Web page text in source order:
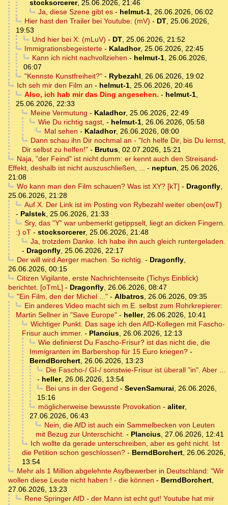
stocksorcerer, 25.06.2026, 21:46
Ja, diese Szene gibt es- helmut-1, 26.06.2026, 06:02
Hier hast den Trailer bei Youtube: (mV) - DT, 25.06.2026,
19:53
Und hier bei X: (mLuV) - DT, 25.06.2026, 21:52
Immigrationsbegeisterte- Kaladhor, 25.06.2026, 22:45
Kann ich nicht nachvollziehen - helmut-1, 26.06.2026,
06:07
"Kennste Kunstfreiheit?"- Rybezahl, 26.06.2026, 19:02
Ich seh mir den Film an - helmut-1, 25.06.2026, 20:46
Also, ich hab mir das Ding angesehen. - helmut-1,
25.06.2026, 22:33
Meine Vermutung - Kaladhor, 25.06.2026, 22:49
Wie Du richtig sagst, - helmut-1, 26.06.2026, 05:58
Mal sehen - Kaladhor, 26.06.2026, 08:00
Dann schau ihn Dir nochmal an - "Ich helfe Dir, bis Du lernst,
Dir selbst zu helfen!" - Brutus, 02.07.2026, 15:21
Naja, "der Feind" ist nicht dumm: er kennt auch den Streisand-
Effekt, deshalb ist nicht auszuschließen, ... - neptun, 25.06.2026,
21:08
Wo kann man den Film schauen? Was ist XY? [kT] - Dragonfly,
25.06.2026, 21:28
Auf X. Der Link ist im Posting von Rybezahl weiter oben(owT)
- Palstek, 25.06.2026, 21:33
Sry, das "Y" war unbemerkt getippselt, liegt an dicken Fingern.
:) oT - stocksorcerer, 25.06.2026, 21:48
Ja, trotzdem Danke. Ich habe ihn auch gleich runtergeladen.
- Dragonfly, 25.06.2026, 22:17
Der will wird Aerger machen. So richtig. - Dragonfly,
26.06.2026, 00:15
Citizen Vigilante, erste Nachrichtenseite (Tichys Einblick)
berichtet. [oTmL] - Dragonfly, 26.06.2026, 08:47
"Ein Film, den der Michel ..."- Albatros, 26.06.2026, 09:35
Ein anderes Video macht sich m.E. selbst zum Rohrkrepierer:
Martin Sellner in "Save Europe" - heller, 26.06.2026, 10:41
Wichtiger Punkt. Das sage ich den AfD-Kollegen mit Fascho-
Frisur auch immer. - Plancius, 26.06.2026, 12:13
Wie definierst Du Fascho-Frisur? ist das nicht die, die
Immigranten im Barbershop für 15 Euro kriegen? -
BerndBorchert, 26.06.2026, 13:23
Die Fascho-/ GI-/ sonstwie-Frisur ist überall "in". Aber ...
- heller, 26.06.2026, 13:54
Bei uns in der Gegend - SevenSamurai, 26.06.2026,
15:16
möglicherweise bewusste Provokation - aliter,
27.06.2026, 06:43
Nein, die AfD ist auch ein Sammelbecken von Leuten
mit Bezug zur Unterschicht. - Plancius, 27.06.2026, 12:41
Ich wollte da gerade unterschreiben, aber es geht nicht. Ist
die Petition schon geschlossen? - BerndBorchert, 26.06.2026,
13:54
Mehr als 1 Million abgelehnte Asylbewerber in Deutschland: "Wir
wollen diese Leute nicht haben ! - die können - BerndBorchert,
27.06.2026, 13:23
Rene Springer AfD - der Mann ist echt gut! Youtube hat mir